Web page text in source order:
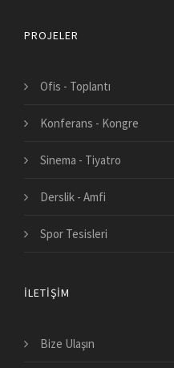
PROJELER
Ofis - Toplantı
Konferans - Kongre
Sinema - Tiyatro
Derslik - Amfi
Spor Tesisleri
İLETIŞIM
Bize Ulaşın